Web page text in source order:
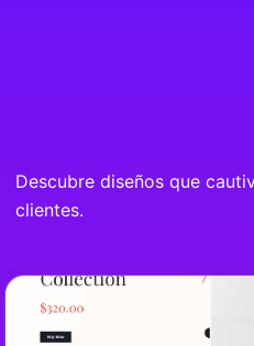
Descubre diseños que
clientes.